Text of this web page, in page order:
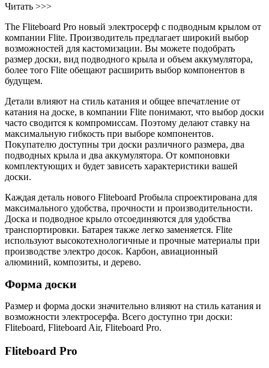
Читать >>>
The Fliteboard Pro новый электросерф с подводным крылом от
компании Flite. Производитель предлагает широкий выбор
возможностей для кастомизации. Вы можете подобрать
размер доски, вид подводного крыла и объем аккумулятора,
более того Flite обещают расширить выбор компонентов в
будущем.
Детали влияют на стиль катания и общее впечатление от
катания на доске, в компании Flite понимают, что выбор доски
часто сводится к компромиссам. Поэтому делают ставку на
максимальную гибкость при выборе компонентов.
Покупателю доступны три доски различного размера, два
подводных крыла и два аккумулятора. От компоновки
комплектующих и будет зависеть характеристики вашей
доски.
Каждая деталь нового Fliteboard Proбыла спроектирована для
максимального удобства, прочности и производительности.
Доска и подводное крыло отсоединяются для удобства
транспортировки. Батарея также легко заменяется. Flite
используют высокотехнологичные и прочные материалы при
производстве электро досок. Карбон, авиационный
алюминий, композиты, и дерево.
Форма доски
Размер и форма доски значительно влияют на стиль катания и
возможности электросерфа. Всего доступно три доски:
Fliteboard, Fliteboard Air, Fliteboard Pro.
Fliteboard Pro